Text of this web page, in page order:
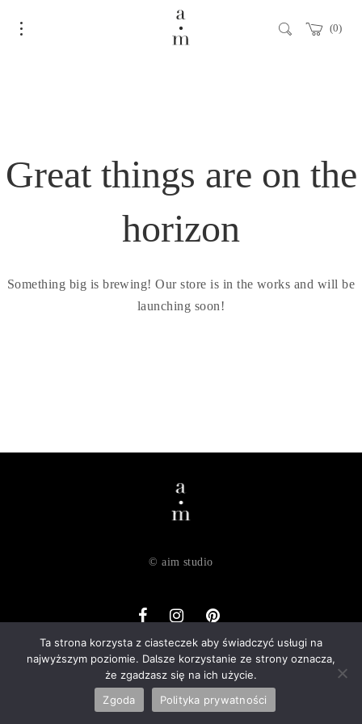
0
Great things are on the
horizon
Something big is brewing! Our store is in the works and will be
launching soon!
Ta strona korzysta z ciasteczek aby świadczyć usługi na
najwyższym poziomie. Dalsze korzystanie ze strony oznacza,
że zgadzasz się na ich użycie.
Zgoda
Polityka prywatności
© aim studio
o nas dostawa zwroty regulamin
polityka prywatności
kontakt